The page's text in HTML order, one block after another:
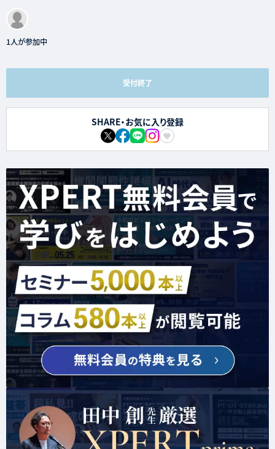
1人が参加中
受付終了
SHARE・お気に入り登録